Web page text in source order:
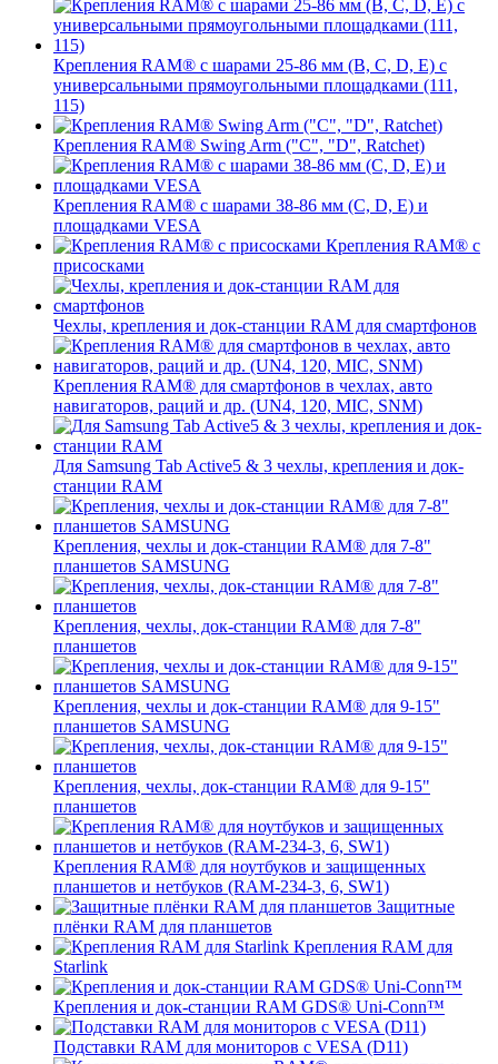
Крепления RAM® с шарами 25-86 мм (B, C, D, E) с
универсальными прямоугольными площадками (111,
115)
Крепления RAM® Swing Arm ("C", "D", Ratchet)
Крепления RAM® с шарами 38-86 мм (C, D, E) и
площадками VESA
Крепления RAM® с
присосками
Чехлы, крепления и док-станции RAM для смартфонов
Крепления RAM® для смартфонов в чехлах, авто
навигаторов, раций и др. (UN4, 120, MIC, SNM)
Для Samsung Tab Active5 & 3 чехлы, крепления и док-
станции RAM
Крепления, чехлы и док-станции RAM® для 7-8"
планшетов SAMSUNG
Крепления, чехлы, док-станции RAM® для 7-8"
планшетов
Крепления, чехлы и док-станции RAM® для 9-15"
планшетов SAMSUNG
Крепления, чехлы, док-станции RAM® для 9-15"
планшетов
Крепления RAM® для ноутбуков и защищенных
планшетов и нетбуков (RAM-234-3, 6, SW1)
Защитные
плёнки RAM для планшетов
Крепления RAM для
Starlink
Крепления и док-станции RAM GDS® Uni-Conn™
Подставки RAM для мониторов с VESA (D11)